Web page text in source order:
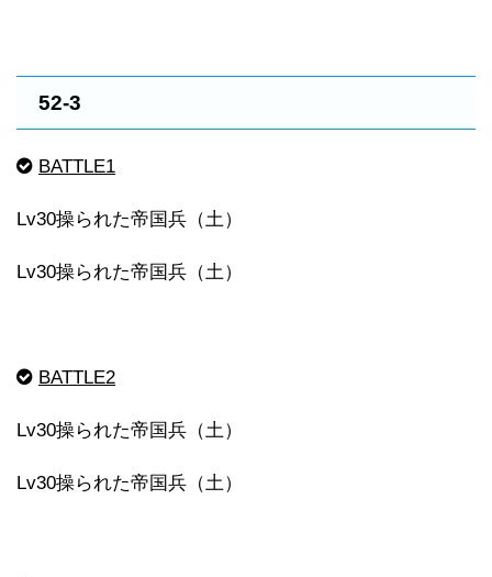
52-3
BATTLE1
Lv30操られた帝国兵（土）
Lv30操られた帝国兵（土）
BATTLE2
Lv30操られた帝国兵（土）
Lv30操られた帝国兵（土）